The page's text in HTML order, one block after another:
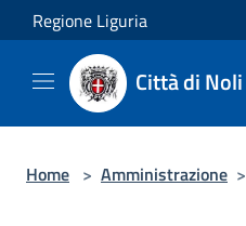
Salta al contenuto principale
Regione Liguria
Città di Noli
Home > Amministrazione >